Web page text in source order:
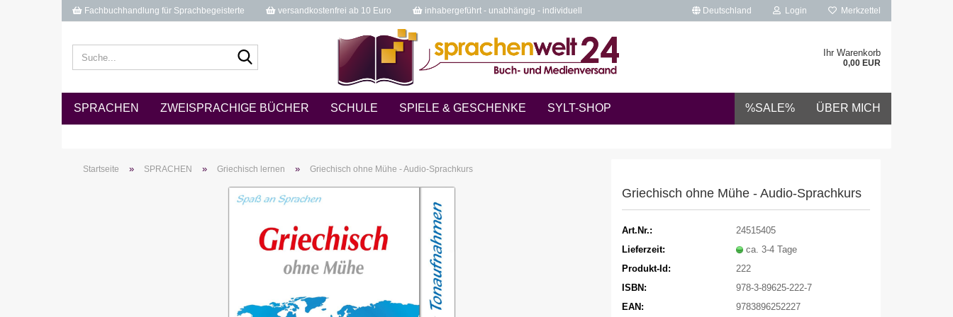
Fachbuchhandlung für Sprachbegeisterte versandkostenfrei ab 10 Euro inhabergeführt - unabhängig - individuell Deutschland Login Merkzettel
Ihr Warenkorb
0,00 EUR
SPRACHEN ZWEISPRACHIGE BÜCHER SCHULE SPIELE & GESCHENKE SYLT-SHOP %SALE% ÜBER MICH
Startseite » SPRACHEN » Griechisch lernen » Griechisch ohne Mühe - Audio-Sprachkurs
Griechisch ohne Mühe - Audio-Sprachkurs
Art.Nr.:
24515405
Lieferzeit:
ca. 3-4 Tage
Produkt-Id:
222
ISBN:
978-3-89625-222-7
EAN:
9783896252227